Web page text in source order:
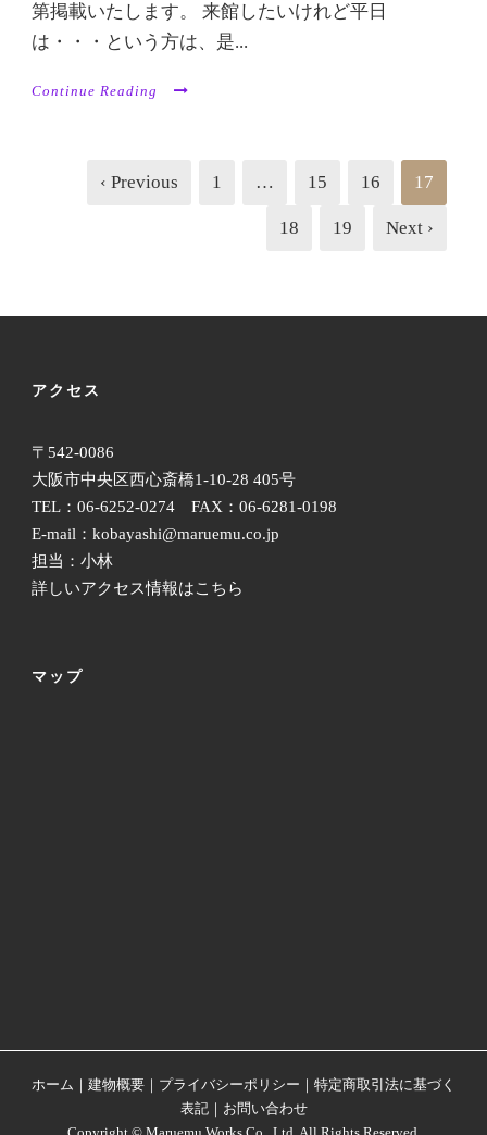
第掲載いたします。 来館したいけれど平日
は・・・という方は、是...
Continue Reading
‹ Previous 1 … 15 16 17
18 19 Next ›
アクセス
〒542-0086
大阪市中央区西心斎橋1-10-28 405号
TEL：06-6252-0274 FAX：06-6281-0198
E-mail：kobayashi@maruemu.co.jp
担当：小林
詳しいアクセス情報はこちら
マップ
ホーム ｜ 建物概要 ｜ プライバシーポリシー ｜ 特定商取引法に基づく
表記｜ お問い合わせ